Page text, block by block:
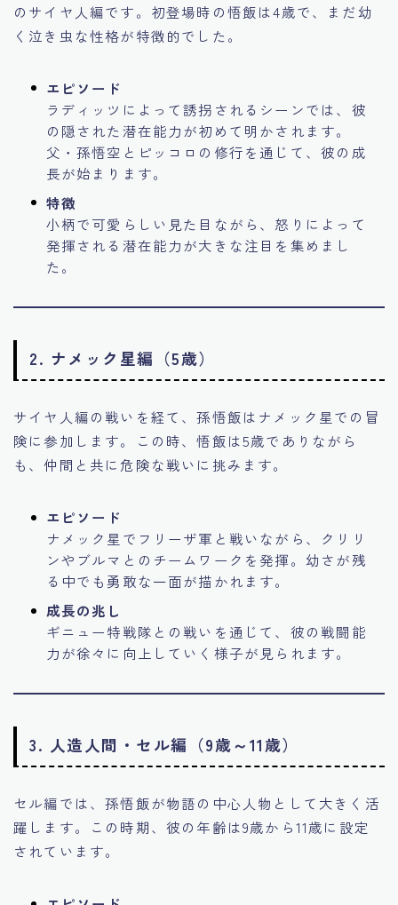
のサイヤ人編です。初登場時の悟飯は4歳で、まだ幼
く泣き虫な性格が特徴的でした。
エピソード
ラディッツによって誘拐されるシーンでは、彼
の隠された潜在能力が初めて明かされます。
父・孫悟空とピッコロの修行を通じて、彼の成
長が始まります。
特徴
小柄で可愛らしい見た目ながら、怒りによって
発揮される潜在能力が大きな注目を集めまし
た。
2. ナメック星編（5歳）
サイヤ人編の戦いを経て、孫悟飯はナメック星での冒
険に参加します。この時、悟飯は5歳でありながら
も、仲間と共に危険な戦いに挑みます。
エピソード
ナメック星でフリーザ軍と戦いながら、クリリ
ンやブルマとのチームワークを発揮。幼さが残
る中でも勇敢な一面が描かれます。
成長の兆し
ギニュー特戦隊との戦いを通じて、彼の戦闘能
力が徐々に向上していく様子が見られます。
3. 人造人間・セル編（9歳～11歳）
セル編では、孫悟飯が物語の中心人物として大きく活
躍します。この時期、彼の年齢は9歳から11歳に設定
されています。